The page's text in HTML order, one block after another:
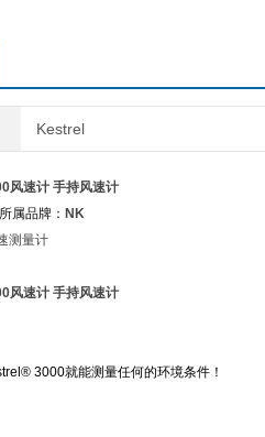
Kestrel
风速计 手持风速计
所属品牌： NK
测量计
风速计 手持风速计
3000就能测量任何的环境条件！